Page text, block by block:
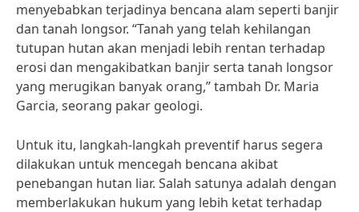
menyebabkan terjadinya bencana alam seperti banjir
dan tanah longsor. “Tanah yang telah kehilangan
tutupan hutan akan menjadi lebih rentan terhadap
erosi dan mengakibatkan banjir serta tanah longsor
yang merugikan banyak orang,” tambah Dr. Maria
Garcia, seorang pakar geologi.
Untuk itu, langkah-langkah preventif harus segera
dilakukan untuk mencegah bencana akibat
penebangan hutan liar. Salah satunya adalah dengan
memberlakukan hukum yang lebih ketat terhadap